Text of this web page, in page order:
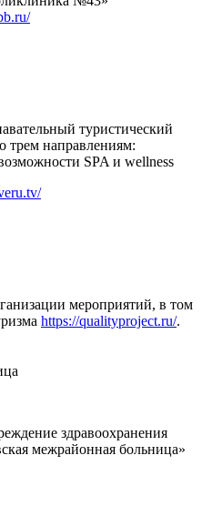
туристический
трем направлениям:
SPA и wellness
мероприятий, в том
https://qualityproject.ru/.
здравоохранения
межрайонная больница»